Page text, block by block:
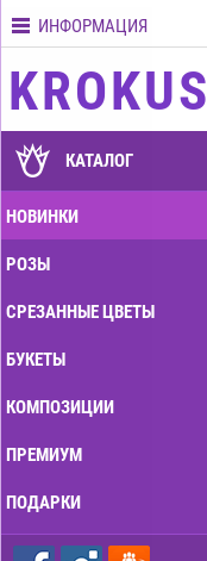
Контакты
Условия
ГАРАНТИИ
Как
оплатить?
Как
заказ?
ИНФОРМАЦИЯ
KROKUS
КАТАЛОГ
НОВИНКИ
РОЗЫ
СРЕЗАННЫЕ ЦВЕТЫ
БУКЕТЫ
КОМПОЗИЦИИ
ПРЕМИУМ
ПОДАРКИ